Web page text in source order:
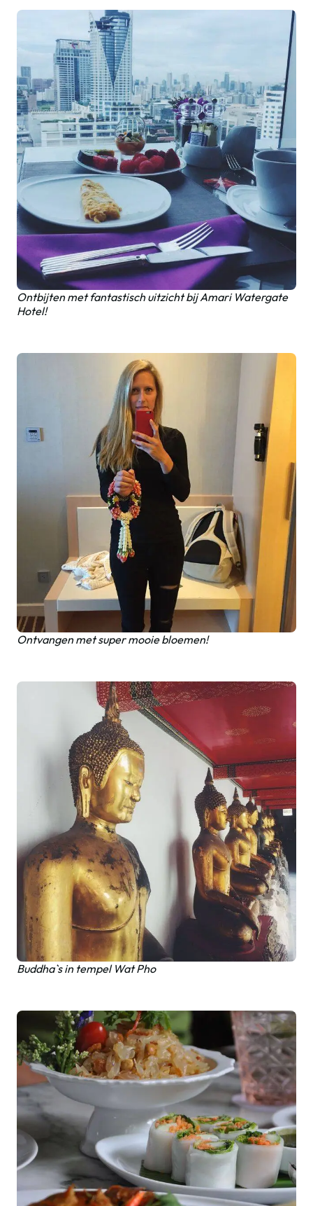
Ontbijten met fantastisch uitzicht bij Amari Watergate
Hotel!
Ontvangen met super mooie bloemen!
Buddha`s in tempel Wat Pho